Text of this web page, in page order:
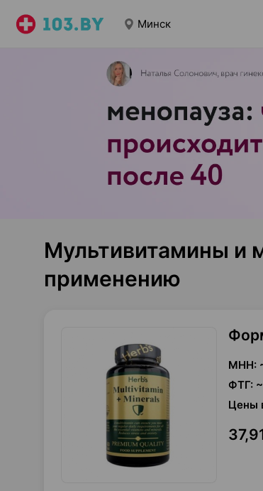
Минск
Мультивитамины и
применению
МНН:
ФТГ: ~
Цены